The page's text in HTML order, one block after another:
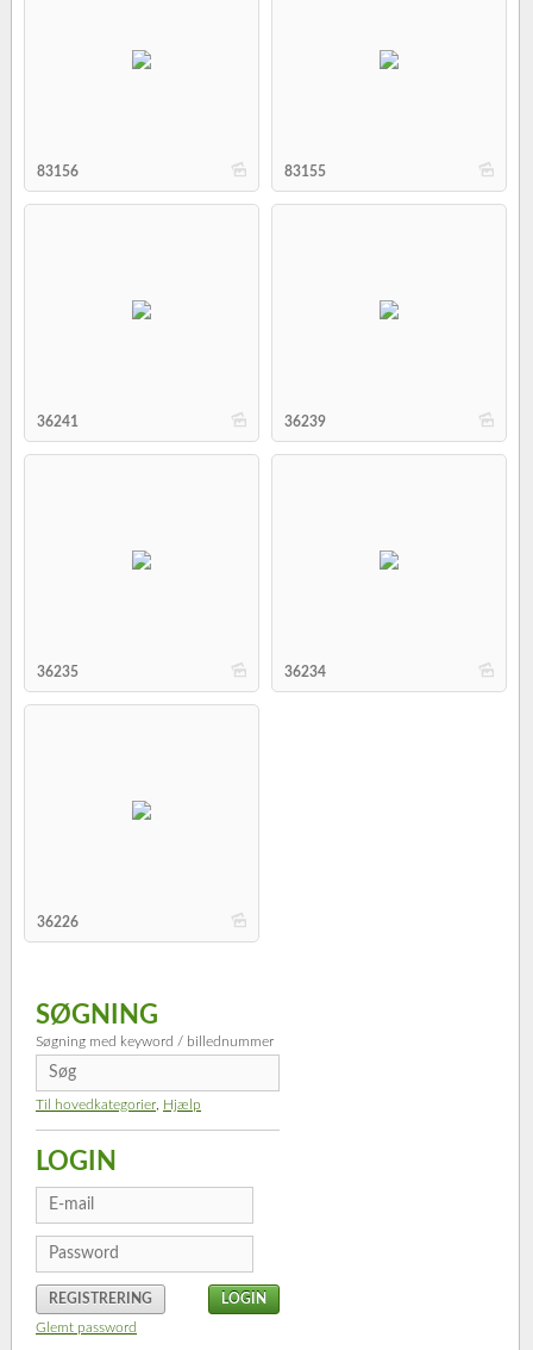
b
83156 b
83155
b
36241 b
36239
b
36235 b
36234
b
36226
SØGNING
Søgning med keyword / billednummer
Til hovedkategorier Hjælp
LOGIN
REGISTRERING
Glemt password